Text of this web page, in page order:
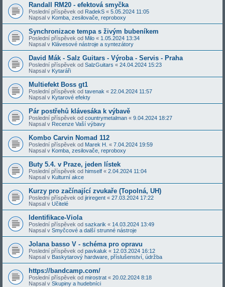
Randall RM20 - efektová smyčka
Poslední příspěvek od RadekS « 5.05.2024 11:05
Napsal v Komba, zesilovače, reproboxy
Synchronizace tempa s živým bubeníkem
Poslední příspěvek od Milo « 1.05.2024 13:34
Napsal v Klávesové nástroje a syntezátory
David Mák - Salz Guitars - Výroba - Servis - Praha
Poslední příspěvek od SalzGuitars « 24.04.2024 15:23
Napsal v Kytaráři
Multiefekt Boss gt1
Poslední příspěvek od tavenak « 22.04.2024 11:57
Napsal v Kytarové efekty
Pár postřehů klávesáka k výbavě
Poslední příspěvek od countrymetalman « 9.04.2024 18:27
Napsal v Recenze Vaší výbavy
Kombo Carvin Nomad 112
Poslední příspěvek od Marek H. « 7.04.2024 19:59
Napsal v Komba, zesilovače, reproboxy
Buty 5.4. v Praze, jeden lístek
Poslední příspěvek od himself « 2.04.2024 11:04
Napsal v Kulturní akce
Kurzy pro začínající zvukaře (Topolná, UH)
Poslední příspěvek od jiriregent « 27.03.2024 17:22
Napsal v Učitelé
Identifikace-Viola
Poslední příspěvek od sazkarik « 14.03.2024 13:49
Napsal v Smyčcové a další strunné nástroje
Jolana basso V - schéma pro opravu
Poslední příspěvek od pavkaluk « 12.03.2024 16:12
Napsal v Baskytarový hardware, příslušenství, údržba
https://bandcamp.com/
Poslední příspěvek od mirostrat « 20.02.2024 8:18
Napsal v Skupiny a hudebníci